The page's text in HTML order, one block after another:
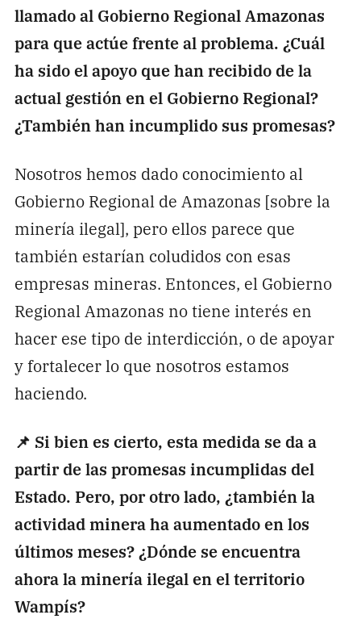
llamado al Gobierno Regional Amazonas
para que actúe frente al problema. ¿Cuál
ha sido el apoyo que han recibido de la
actual gestión en el Gobierno Regional?
¿También han incumplido sus promesas?
Nosotros hemos dado conocimiento al
Gobierno Regional de Amazonas [sobre la
minería ilegal], pero ellos parece que
también estarían coludidos con esas
empresas mineras. Entonces, el Gobierno
Regional Amazonas no tiene interés en
hacer ese tipo de interdicción, o de apoyar
y fortalecer lo que nosotros estamos
haciendo.
📌 Si bien es cierto, esta medida se da a
partir de las promesas incumplidas del
Estado. Pero, por otro lado, ¿también la
actividad minera ha aumentado en los
últimos meses? ¿Dónde se encuentra
ahora la minería ilegal en el territorio
Wampís?